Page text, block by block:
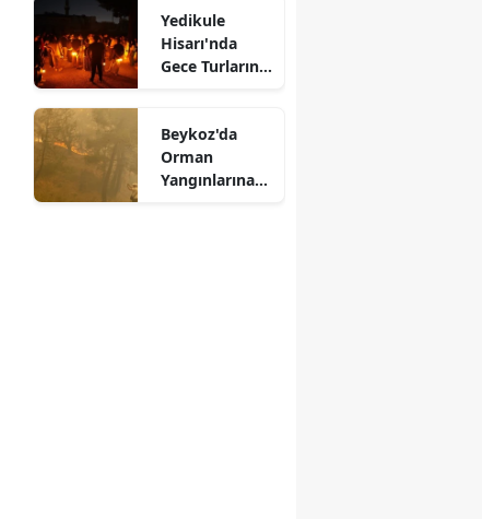
Modeli
Yedikule
Hisarı'nda
Gece Turlarına
Beykoz'da
Orman
Yangınlarına